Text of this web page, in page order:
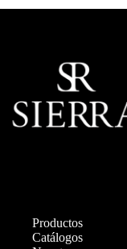
Productos
Catálogos